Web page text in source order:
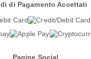
di Pagamento Accettati
Pagine Social